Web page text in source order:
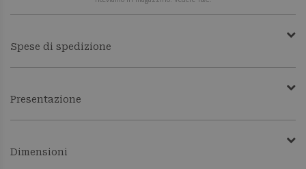
Spese di spedizione
Presentazione
Dimensioni